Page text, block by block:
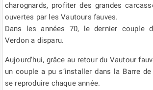
charognards, profiter des grandes
ouvertes par les Vautours fauves.
Dans les années 70, le dernier couple
Verdon a disparu.
Aujourd’hui, grâce au retour du Vautour
un couple a pu s’installer dans la Barre
se reproduire chaque année.